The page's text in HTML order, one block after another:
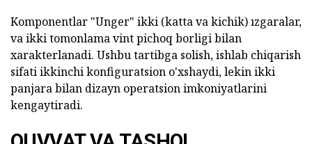
Komponentlar "Unger" ikki (katta va kichik) ızgaralar,
va ikki tomonlama vint pichoq borligi bilan
xarakterlanadi. Ushbu tartibga solish, ishlab chiqarish
sifati ikkinchi konfiguratsion o'xshaydi, lekin ikki
panjara bilan dizayn operatsion imkoniyatlarini
kengaytiradi.